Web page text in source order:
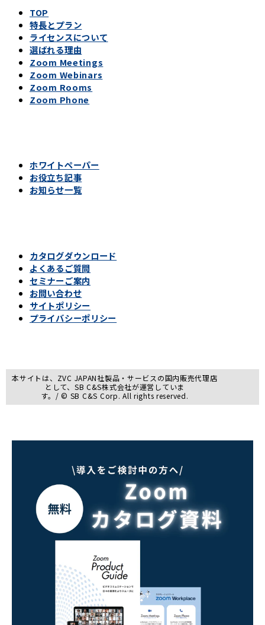
TOP
特長とプラン
ライセンスについて
選ばれる理由
Zoom Meetings
Zoom Webinars
Zoom Rooms
Zoom Phone
ホワイトペーパー
お役立ち記事
お知らせ一覧
カタログダウンロード
よくあるご質問
セミナーご案内
お問い合わせ
サイトポリシー
プライバシーポリシー
本サイトは、ZVC JAPAN社製品・サービスの国内販売代理店
として、SB C&S株式会社が運営していま
す。/ © SB C&S Corp. All rights reserved.